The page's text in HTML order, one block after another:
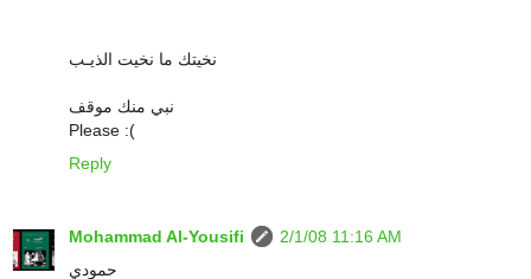
نخيتك ما نخيت الذيـب
نبي منك موقف
Please :(
Reply
Mohammad Al-Yousifi
2/1/08 11:16 AM
حمودي